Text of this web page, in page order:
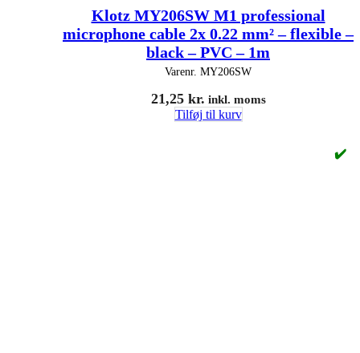
Klotz MY206SW M1 professional
microphone cable 2x 0.22 mm² – flexible –
black – PVC – 1m
Varenr. MY206SW
21,25 kr. inkl. moms
Tilføj til kurv
✔️